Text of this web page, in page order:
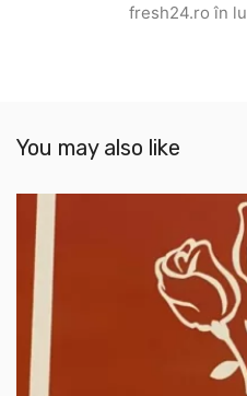
fresh24.ro în
You may also like